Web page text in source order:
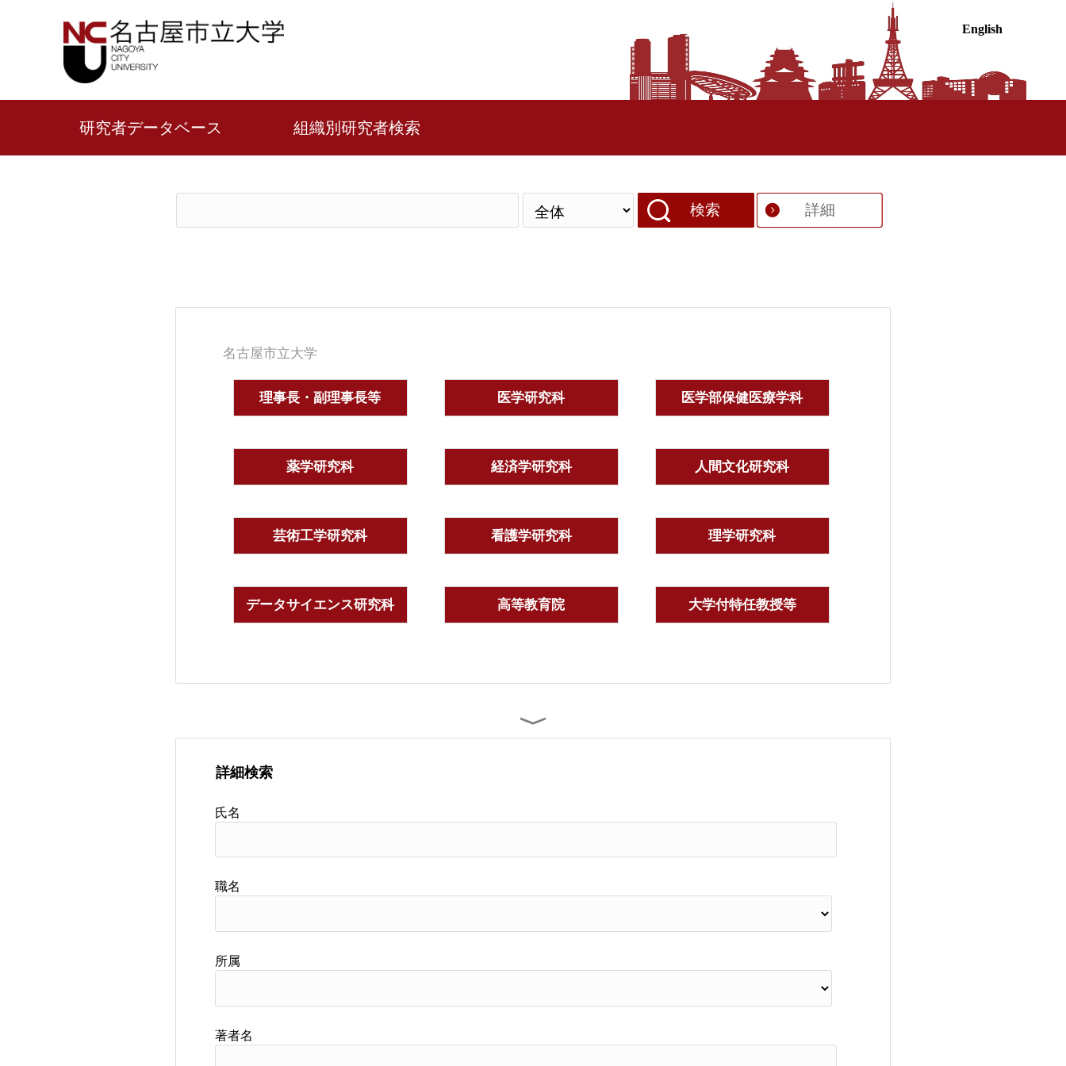
English
研究者データベース 組織別研究者検索
検索 詳細
名古屋市立大学
理事長・副理事長等 医学研究科 医学部保健医療学科
薬学研究科 経済学研究科 人間文化研究科
芸術工学研究科 看護学研究科 理学研究科
データサイエンス研究科 高等教育院 大学付特任教授等
詳細検索
氏名
職名
所属
著者名